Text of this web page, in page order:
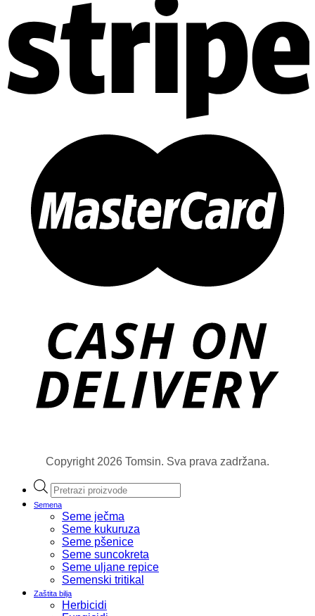
Copyright 2026 Tomsin. Sva prava zadržana.
Products
search
Semena
Seme ječma
Seme kukuruza
Seme pšenice
Seme suncokreta
Seme uljane repice
Semenski tritikal
Zaštita bilja
Herbicidi